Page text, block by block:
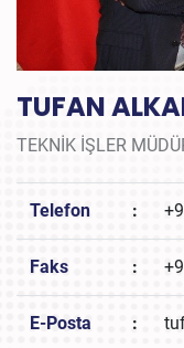
TUFAN
TEKNİK İŞLER
Telefon :
Faks :
E-Posta :